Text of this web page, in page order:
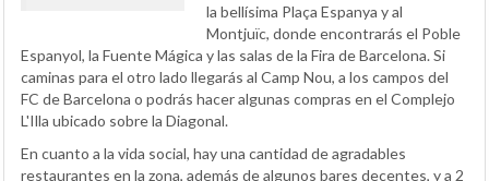
la bellísima Plaça Espanya y al
Montjuïc, donde encontrarás el Poble
Espanyol, la Fuente Mágica y las salas de la Fira de Barcelona. Si
caminas para el otro lado llegarás al Camp Nou, a los campos del
FC de Barcelona o podrás hacer algunas compras en el Complejo
L'Illa ubicado sobre la Diagonal.
En cuanto a la vida social, hay una cantidad de agradables
restaurantes en la zona, además de algunos bares decentes, y a 2